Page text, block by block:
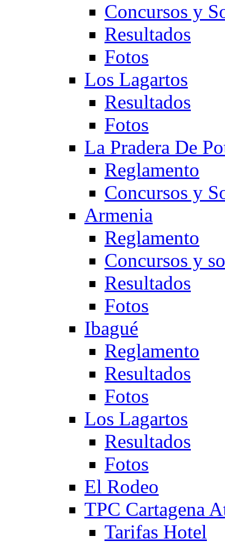
Concursos y
Resultados
Fotos
Los Lagartos
Resultados
Fotos
La Pradera De
Reglamento
Concursos y
Armenia
Reglamento
Concursos y
Resultados
Fotos
Ibagué
Reglamento
Resultados
Fotos
Los Lagartos
Resultados
Fotos
El Rodeo
TPC Cartagena
Tarifas Hotel